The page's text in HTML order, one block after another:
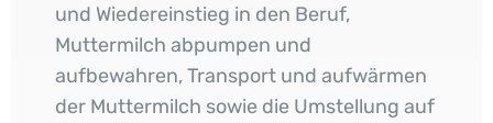
und Wiedereinstieg in den Beruf,
Muttermilch abpumpen und
aufbewahren, Transport und aufwärmen
der Muttermilch sowie die Umstellung auf